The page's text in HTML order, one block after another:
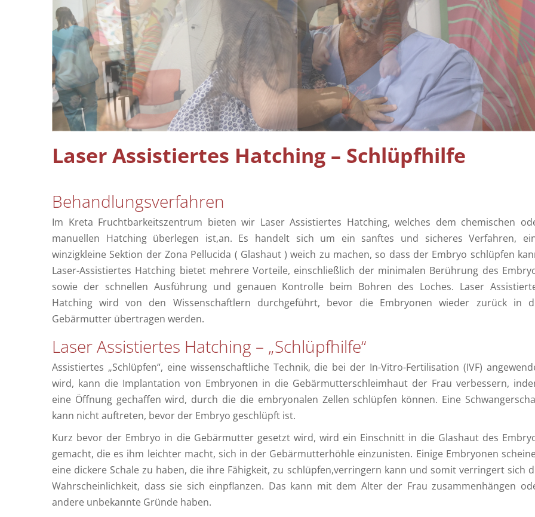
Sperma Diagramm – Samen Analyse Spermien Schwimmen – Percoll
Laser Assistiertes Hatching – Schlüpfhilfe
Behandlungsverfahren
Im Kreta Fruchtbarkeitszentrum bieten wir Laser Assistiertes Hatching, welches dem chemischen
manuellen Hatching überlegen ist,an. Es handelt sich um ein sanftes und sicheres Verfahren,
winzigkleine Sektion der Zona Pellucida ( Glashaut ) weich zu machen, so dass der Embryo schlüpfen
Laser-Assistiertes Hatching bietet mehrere Vorteile, einschließlich der minimalen Berührung des
sowie der schnellen Ausführung und genauen Kontrolle beim Bohren des Loches. Laser
Hatching wird von den Wissenschaftlern durchgeführt, bevor die Embryonen wieder zurück in
Gebärmutter übertragen werden.
Laser Assistiertes Hatching – „Schlüpfhilfe“
Assistiertes „Schlüpfen“, eine wissenschaftliche Technik, die bei der In-Vitro-Fertilisation (IVF)
wird, kann die Implantation von Embryonen in die Gebärmutterschleimhaut der Frau verbessern,
eine Öffnung gechaffen wird, durch die die embryonalen Zellen schlüpfen können. Eine
kann nicht auftreten, bevor der Embryo geschlüpft ist.
Kurz bevor der Embryo in die Gebärmutter gesetzt wird, wird ein Einschnitt in die Glashaut des
gemacht, die es ihm leichter macht, sich in der Gebärmutterhöhle einzunisten. Einige Embryonen
eine dickere Schale zu haben, die ihre Fähigkeit, zu schlüpfen,verringern kann und somit verringert sich
Wahrscheinlichkeit, dass sie sich einpflanzen. Das kann mit dem Alter der Frau zusammenhängen
andere unbekannte Gründe haben.